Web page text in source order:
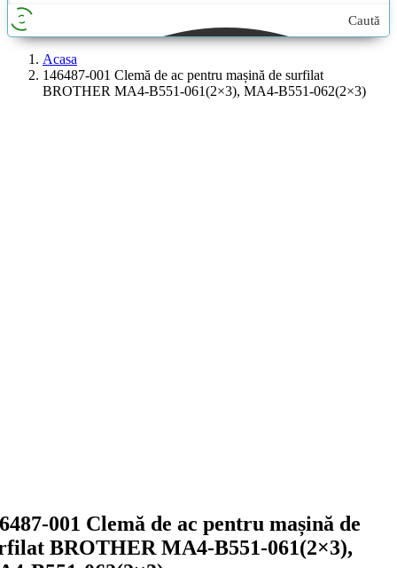
Caută
Acasa
146487-001 Clemă de ac pentru mașină de surfilat
BROTHER MA4-B551-061(2×3), MA4-B551-062(2×3)
001 Clemă de ac pentru mașină de
BROTHER MA4-B551-061(2×3),